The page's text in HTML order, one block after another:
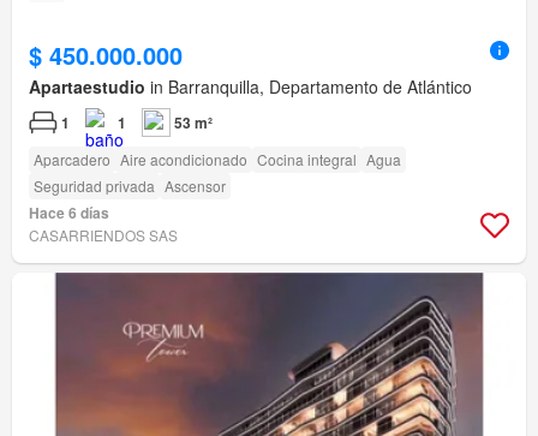
$ 450.000.000
Apartaestudio in Barranquilla, Departamento de Atlántico
1 1 53 m²
Aparcadero Aire acondicionado Cocina integral Agua
Seguridad privada Ascensor
Hace 6 días
CASARRIENDOS SAS